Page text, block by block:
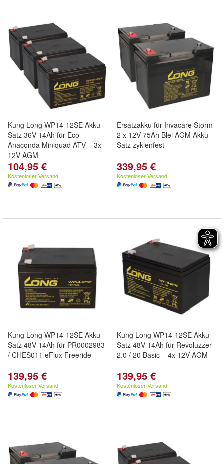
Kung Long WP14-12SE Akku-
Satz 36V 14Ah für Eco
Anaconda Miniquad ATV – 3x
12V AGM
104,95 €
Kostenloser Versand
Ersatzakku für Invacare Storm
2 x 12V 75Ah Blei AGM Akku-
Satz zyklenfest
339,95 €
Kostenloser Versand
Kung Long WP14-12SE Akku-
Satz 48V 14Ah für PR0002983
/ CHES011 eFlux Freeride –
139,95 €
Kostenloser Versand
Kung Long WP14-12SE Akku-
Satz 48V 14Ah für Revoluzzer
2.0 / 20 Basic – 4x 12V AGM
139,95 €
Kostenloser Versand